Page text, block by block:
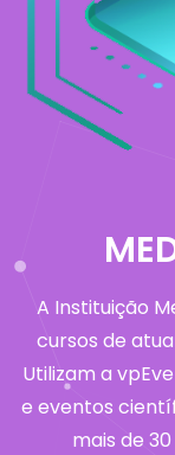
A Instituição
cursos de
Utilizam a
e eventos
mais de